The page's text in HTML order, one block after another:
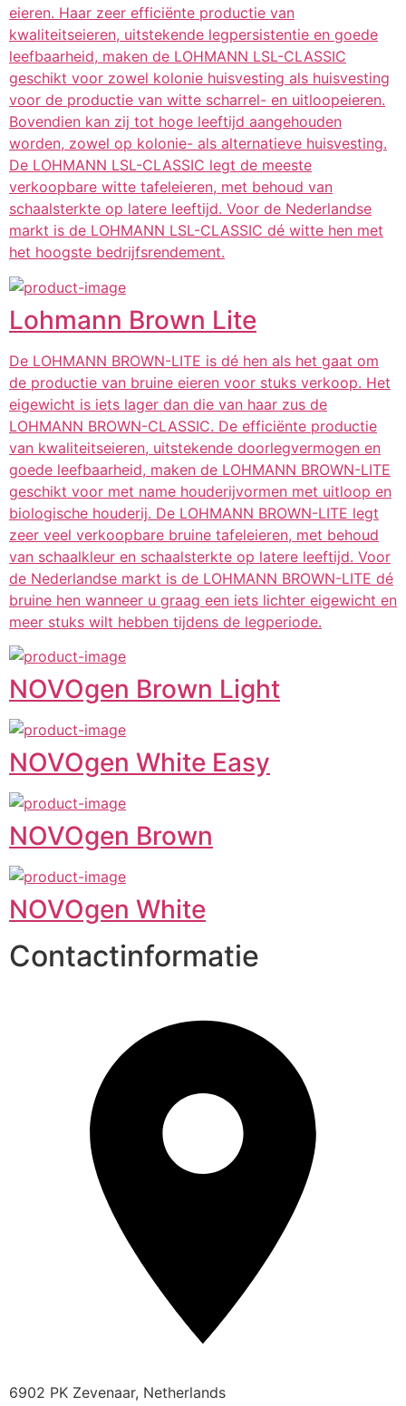
eieren. Haar zeer efficiënte productie van
kwaliteitseieren, uitstekende legpersistentie en goede
leefbaarheid, maken de LOHMANN LSL-CLASSIC
geschikt voor zowel kolonie huisvesting als huisvesting
voor de productie van witte scharrel- en uitloopeieren.
Bovendien kan zij tot hoge leeftijd aangehouden
worden, zowel op kolonie- als alternatieve huisvesting.
De LOHMANN LSL-CLASSIC legt de meeste
verkoopbare witte tafeleieren, met behoud van
schaalsterkte op latere leeftijd. Voor de Nederlandse
markt is de LOHMANN LSL-CLASSIC dé witte hen met
het hoogste bedrijfsrendement.
Lohmann Brown Lite
De LOHMANN BROWN-LITE is dé hen als het gaat om
de productie van bruine eieren voor stuks verkoop. Het
eigewicht is iets lager dan die van haar zus de
LOHMANN BROWN-CLASSIC. De efficiënte productie
van kwaliteitseieren, uitstekende doorlegvermogen en
goede leefbaarheid, maken de LOHMANN BROWN-LITE
geschikt voor met name houderijvormen met uitloop en
biologische houderij. De LOHMANN BROWN-LITE legt
zeer veel verkoopbare bruine tafeleieren, met behoud
van schaalkleur en schaalsterkte op latere leeftijd. Voor
de Nederlandse markt is de LOHMANN BROWN-LITE dé
bruine hen wanneer u graag een iets lichter eigewicht en
meer stuks wilt hebben tijdens de legperiode.
NOVOgen Brown Light
NOVOgen White Easy
NOVOgen Brown
NOVOgen White
Contactinformatie
6902 PK Zevenaar, Netherlands